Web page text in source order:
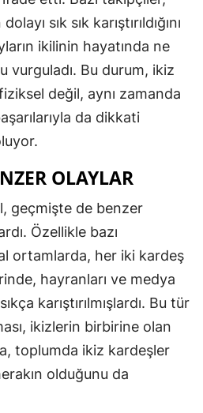
sık sık karıştırıldığını
ikilinin hayatında ne
vurguladı. Bu durum, ikiz
değil, aynı zamanda
da dikkati
OLAYLAR
geçmişte de benzer
Özellikle bazı
ortamlarda, her iki kardeş
hayranları ve medya
karıştırılmışlardı. Bu tür
ikizlerin birbirine olan
toplumda ikiz kardeşler
olduğunu da